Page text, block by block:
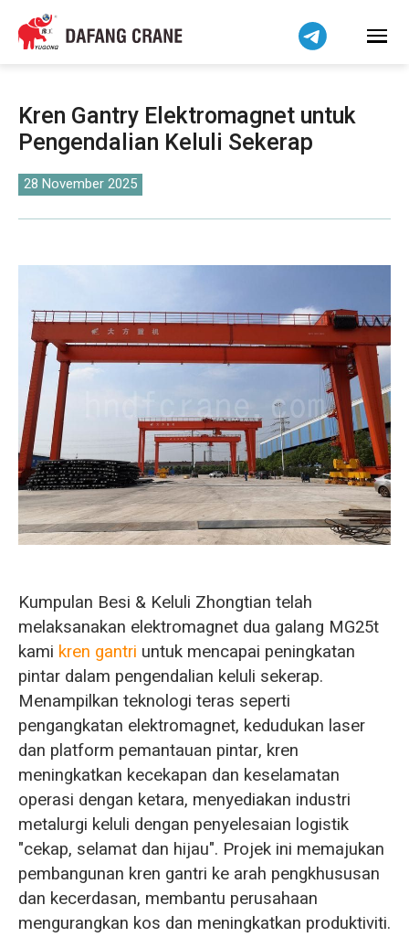
Kren Gantry Elektromagnet untuk
Pengendalian Keluli Sekerap
28 November 2025
Kumpulan Besi & Keluli Zhongtian telah
melaksanakan elektromagnet dua galang MG25t
kami kren gantri untuk mencapai peningkatan
pintar dalam pengendalian keluli sekerap.
Menampilkan teknologi teras seperti
pengangkatan elektromagnet, kedudukan laser
dan platform pemantauan pintar, kren
meningkatkan kecekapan dan keselamatan
operasi dengan ketara, menyediakan industri
metalurgi keluli dengan penyelesaian logistik
"cekap, selamat dan hijau". Projek ini memajukan
pembangunan kren gantri ke arah pengkhususan
dan kecerdasan, membantu perusahaan
mengurangkan kos dan meningkatkan produktiviti.
हिन्दी
Bahasa Indonesia
বাংলা
فارسی
Pilipino
اردو
Čeština
Kiswahili
Dansk
Norsk
O‘zbekcha